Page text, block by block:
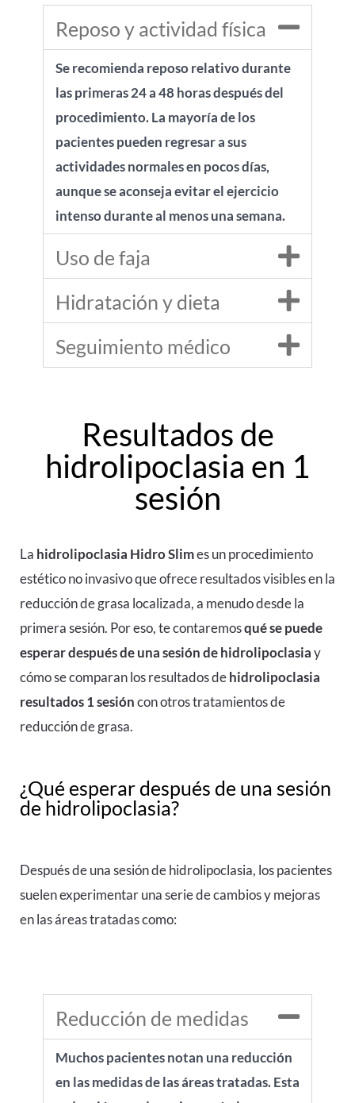
Reposo y actividad física
Se recomienda reposo relativo durante
las primeras 24 a 48 horas después del
procedimiento. La mayoría de los
pacientes pueden regresar a sus
actividades normales en pocos días,
aunque se aconseja evitar el ejercicio
intenso durante al menos una semana.
Uso de faja
Hidratación y dieta
Seguimiento médico
Resultados de
hidrolipoclasia en 1
sesión
La hidrolipoclasia Hidro Slimes un procedimiento
estético no invasivo que ofrece resultados visibles en la
reducción de grasa localizada, a menudo desde la
primera sesión. Por eso, te contaremosqué se puede
esperar después de una sesión de hidrolipoclasiay
cómo se comparan los resultados dehidrolipoclasia
resultados 1 sesióncon otros tratamientos de
reducción de grasa.
¿Qué esperar después de una sesión
de hidrolipoclasia?
Después de una sesión de hidrolipoclasia, los pacientes
suelen experimentar una serie de cambios y mejoras
en las áreas tratadas como:
Reducción de medidas
Muchos pacientes notan una reducción
en las medidas de las áreas tratadas. Esta